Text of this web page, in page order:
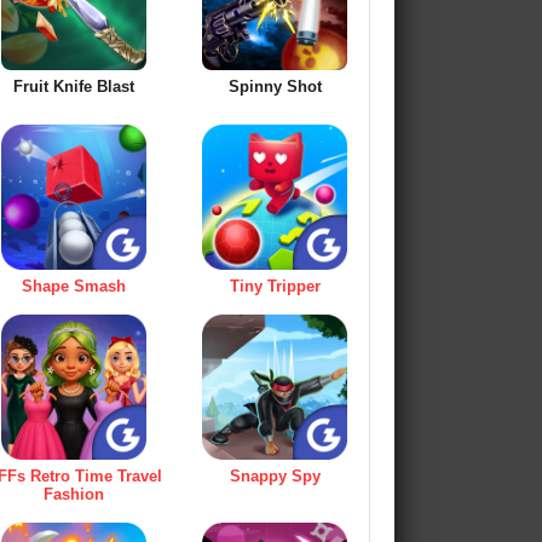
Fruit Knife Blast Spinny Shot
Shape Smash Tiny Tripper
Retro Time Travel
Fashion
Snappy Spy